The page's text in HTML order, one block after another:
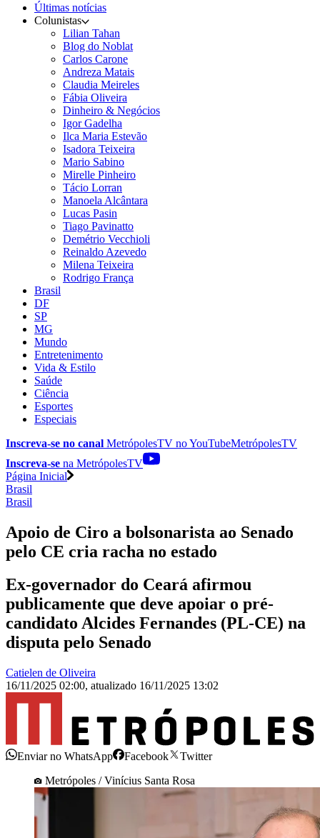
Últimas notícias
Colunistas
Lilian Tahan
Blog do Noblat
Carlos Carone
Andreza Matais
Claudia Meireles
Fábia Oliveira
Dinheiro & Negócios
Igor Gadelha
Ilca Maria Estevão
Isadora Teixeira
Mario Sabino
Mirelle Pinheiro
Tácio Lorran
Manoela Alcântara
Lucas Pasin
Tiago Pavinatto
Demétrio Vecchioli
Reinaldo Azevedo
Milena Teixeira
Rodrigo França
Brasil
DF
SP
MG
Mundo
Entretenimento
Vida & Estilo
Saúde
Ciência
Esportes
Especiais
Inscreva-se no canal MetrópolesTV noYouTubeMetrópolesTV
Inscreva-se na MetrópolesTV
Página Inicial
Brasil
Brasil
Apoio de Ciro a bolsonarista ao Senado
pelo CE cria racha no estado
Ex-governador do Ceará afirmou
publicamente que deve apoiar o pré-
candidato Alcides Fernandes (PL-CE) na
disputa pelo Senado
Catielen de Oliveira
16/11/2025 02:00, atualizado 16/11/2025 13:02
Enviar no WhatsApp Facebook
Twitter
Metrópoles / Vinícius Santa Rosa